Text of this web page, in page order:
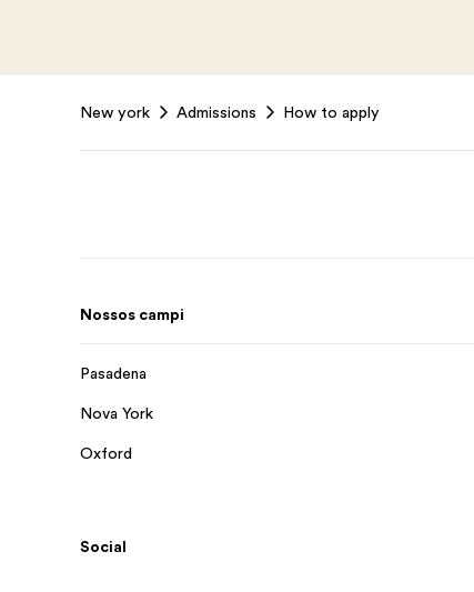
New york Admissions How to apply
Nossos campi
Pasadena
Nova York
Oxford
Social